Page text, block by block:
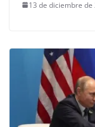
13 de diciembre de